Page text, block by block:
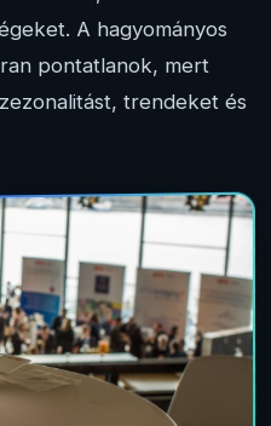
A hagyományos
pontatlanok, mert
trendeket és